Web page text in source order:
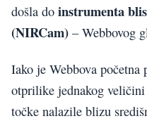
došla do instrumenta
(NIRCam) – Webbovog
Iako je Webbova
otprilike jednakog veličini
točke nalazile blizu